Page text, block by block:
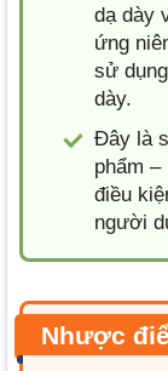
dạ dày
ứng
sử
dày.
Đây là
phẩm
điều
người
Nhược